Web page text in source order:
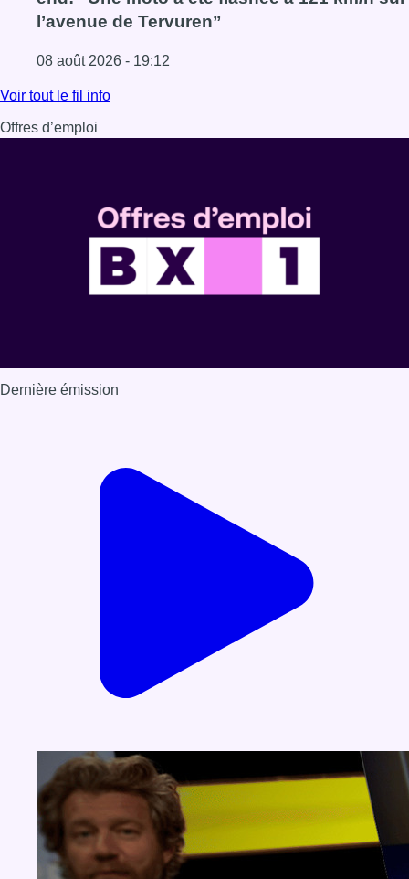
l’avenue de Tervuren”
08 août 2026 - 19:12
Lire l'article Marathon de contrôles de vitesse ce week-
Voir tout le fil info
Offres d’emploi
Dernière émission